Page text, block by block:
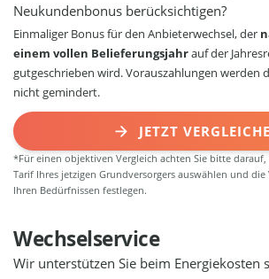
Neukundenbonus berücksichtigen?
Einmaliger Bonus für den Anbieterwechsel, der
einem vollen Belieferungsjahrauf der
gutgeschrieben wird. Vorauszahlungen werden
nicht gemindert.
JETZT
*Für einen objektiven Vergleich achten Sie bitte
Tarif Ihres jetzigen Grundversorgers auswählen und die
Ihren Bedürfnissen festlegen.
Wechselservice
Wir unterstützen Sie beim Energiekosten